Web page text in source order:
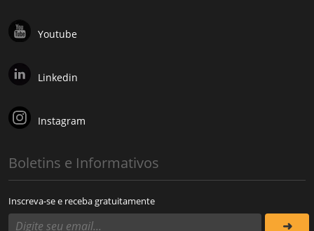
Youtube
Linkedin
Instagram
Boletins e Informativos
Inscreva-se e receba gratuitamente